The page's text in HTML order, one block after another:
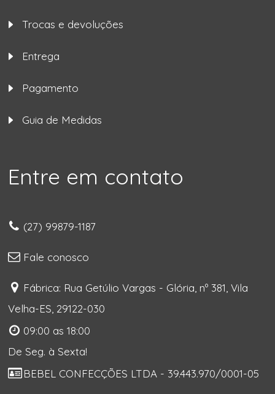
Trocas e devoluções
Entrega
Pagamento
Guia de Medidas
Entre em contato
(27) 99879-1187
Fale conosco
Fábrica: Rua Getúlio Vargas - Glória, nº 381, Vila
Velha-ES, 29122-030
09:00 as 18:00
De Seg. à Sexta!
BEBEL CONFECÇÕES LTDA - 39.443.970/0001-05